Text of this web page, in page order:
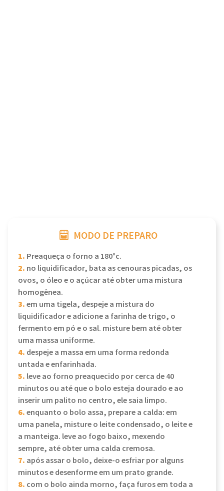
MODO DE PREPARO
1. Preaqueça o forno a 180°c.
2. no liquidificador, bata as cenouras picadas, os
ovos, o óleo e o açúcar até obter uma mistura
homogênea.
3.em uma tigela, despeje a mistura do
liquidificador e adicione a farinha de trigo, o
fermento em pó e o sal. misture bem até obter
uma massa uniforme.
4. despeje a massa em uma forma redonda
untada e enfarinhada.
5. leve ao forno preaquecido por cerca de 40
minutos ou até que o bolo esteja dourado e ao
inserir um palito no centro, ele saia limpo.
6.enquanto o bolo assa, prepare a calda: em
uma panela, misture o leite condensado, o leite e
a manteiga. leve ao fogo baixo, mexendo
sempre, até obter uma calda cremosa.
7. após assar o bolo, deixe-o esfriar por alguns
minutos e desenforme em um prato grande.
8. com o bolo ainda morno, faça furos em toda a